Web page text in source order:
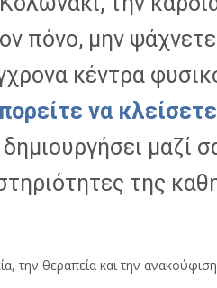
πόνο, μην
κέντρα
να
μαζί
της
την θεραπεία και την